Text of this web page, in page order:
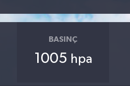
BASINÇ
1005 hpa